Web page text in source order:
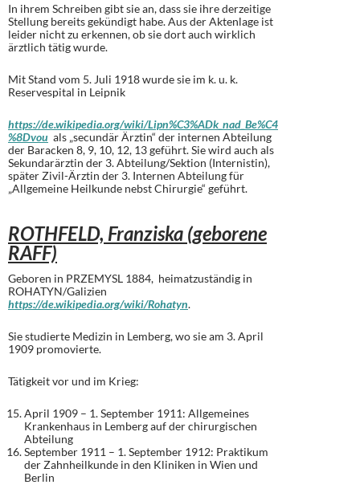
In ihrem Schreiben gibt sie an, dass sie ihre derzeitige
Stellung bereits gekündigt habe. Aus der Aktenlage ist
leider nicht zu erkennen, ob sie dort auch wirklich
ärztlich tätig wurde.
Mit Stand vom 5. Juli 1918 wurde sie im k. u. k.
Reservespital in Leipnik
https://de.wikipedia.org/wiki/Lipn%C3%ADk_nad_Be%C4
%8Dvou als „secundär Ärztin“ der internen Abteilung
der Baracken 8, 9, 10, 12, 13 geführt. Sie wird auch als
Sekundarärztin der 3. Abteilung/Sektion (Internistin),
später Zivil-Ärztin der 3. Internen Abteilung für
„Allgemeine Heilkunde nebst Chirurgie“ geführt.
ROTHFELD, Franziska (geborene
RAFF)
Geboren in PRZEMYSL 1884, heimatzuständig in
ROHATYN/Galizien
https://de.wikipedia.org/wiki/Rohatyn.
Sie studierte Medizin in Lemberg, wo sie am 3. April
1909 promovierte.
Tätigkeit vor und im Krieg:
April 1909 – 1. September 1911: Allgemeines
Krankenhaus in Lemberg auf der chirurgischen
Abteilung
September 1911 – 1. September 1912: Praktikum
der Zahnheilkunde in den Kliniken in Wien und
Berlin